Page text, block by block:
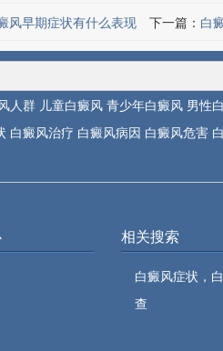
风早期症状有什么表现 下一篇： 白
人群 儿童白癜风 青少年白癜风 男性
白癜风治疗 白癜风病因 白癜风危害
相关搜索
白癜风症状，
查